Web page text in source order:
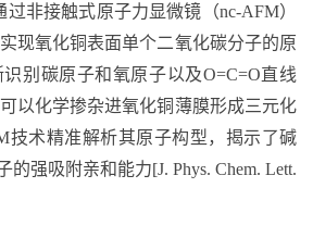
过非接触式原子力显微镜（nc-AFM）
现氧化铜表面单个二氧化碳分子的原
别碳原子和氧原子以及O=C=O直线
以化学掺杂进氧化铜薄膜形成三元化
技术精准解析其原子构型，揭示了碱
的强吸附亲和能力[J. Phys. Chem. Lett.